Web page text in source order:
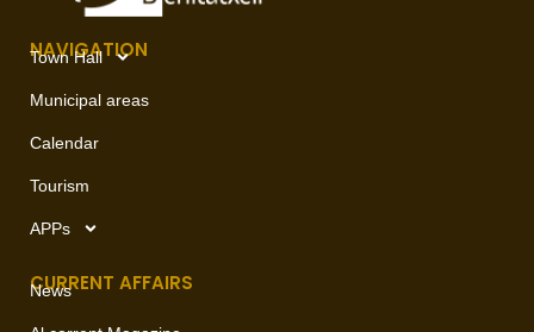
NAVIGATION
Town Hall
Municipal areas
Calendar
Tourism
APPs
CURRENT AFFAIRS
News